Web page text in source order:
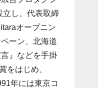
立し、代表取締
オープニン
ーン、北海道
』などを手掛
をはじめ、
年には東京コ